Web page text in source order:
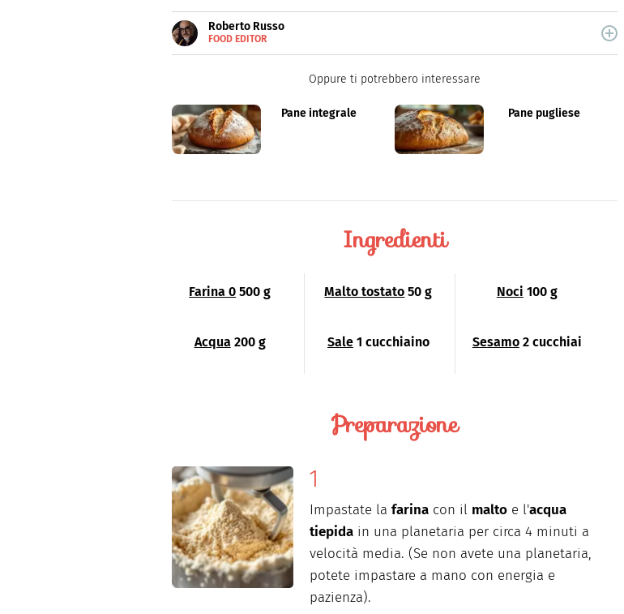
Roberto Russo
FOOD EDITOR
Roberto Russo unisce la passione per libri e cucina. Ha pubblicato vari libri di
Oppure ti potrebbero interessare
Pane integrale Pane pugliese
Ingredienti
Farina 0 500 g Malto tostato 50 g Noci 100 g
Acqua 200 g Sale 1 cucchiaino Sesamo 2 cucchiai
Preparazione
Impastate la farina con il malto e l'acqua
tiepida in una planetaria per circa 4 minuti a
velocità media. (Se non avete una planetaria,
potete impastare a mano con energia e
pazienza).